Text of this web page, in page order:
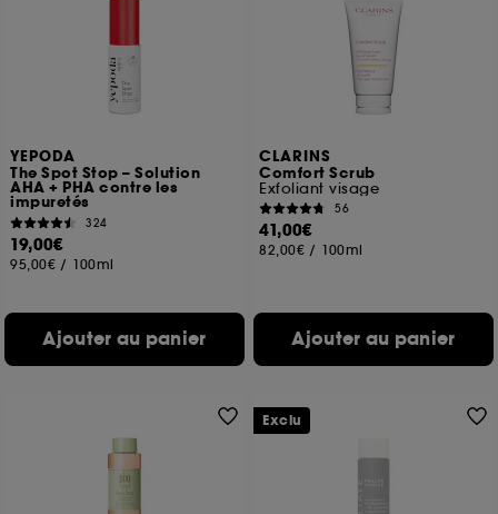
YEPODA
The Spot Stop – Solution
AHA + PHA contre les
impuretés
324
19,00€
95,00€ / 100ml
Ajouter au panier
CLARINS
Comfort Scrub
Exfoliant visage
56
41,00€
82,00€ / 100ml
Ajouter au panier
Exclu